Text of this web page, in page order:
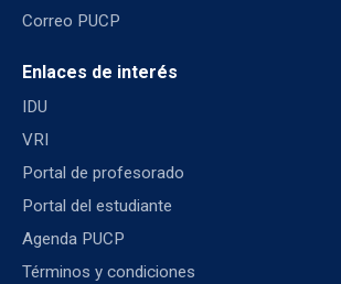
Correo PUCP
Enlaces de interés
IDU
VRI
Portal de profesorado
Portal del estudiante
Agenda PUCP
Términos y condiciones